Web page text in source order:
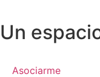
Un
Asociarme